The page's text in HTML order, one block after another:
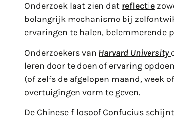
Onderzoek laat zien dat reflectie
belangrijk mechanisme bij
ervaringen te halen, belemmerende
Onderzoekers van Harvard University
leren door te doen of ervaring
(of zelfs de afgelopen maand, week
overtuigingen vorm te geven.
De Chinese filosoof Confucius